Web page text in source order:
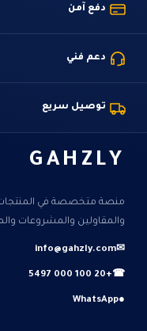
دفع آمن
دعم فني
توصيل سريع
GAHZLY
منصة متخصصة في المنتجات
والمقاولين والمشروعات
✉
info@gahzly.com
☎
+20 100 000 5497
●
WhatsApp